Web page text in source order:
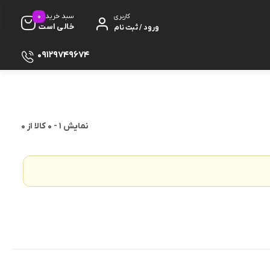
کاربری
ورود / ثبت نام
سبد خرید
خالی است
0
09129749674
نمایش 1
-
0 کالا از 0